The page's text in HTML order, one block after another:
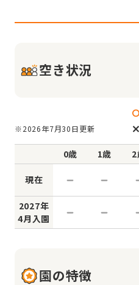
空き状況
※2026年7月30日更新
0歳 1歳
現在
2027年
4月入園
園の特徴